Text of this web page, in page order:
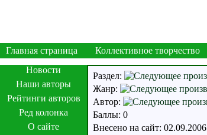
Главная страница Коллективное творчество
Новости
Наши авторы
Рейтинги авторов
Ред колонка
О сайте
Раздел:
Жанр:
Автор:
Баллы: 0
Внесено на сайт: 02.09.2006